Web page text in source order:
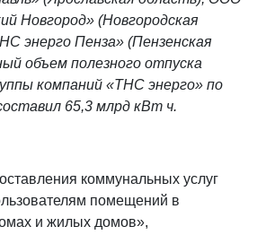
Новгород» (Новгородская
энерго Пенза» (Пензенская
объем полезного отпуска
компаний «ТНС энерго» по
65,3 млрд кВт ч.
коммунальных услуг
помещений в
и жилых домов»,